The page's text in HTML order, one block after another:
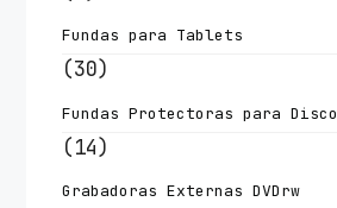
Fundas para Tablets
(30)
Fundas Protectoras para
(14)
Grabadoras Externas DVDrw